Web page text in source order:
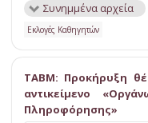
Συνημμένα αρχεία
Εκλογές Καθηγητών
ΤΑΒΜ: Προκήρυξη
αντικείμενο
Πληροφόρησης»